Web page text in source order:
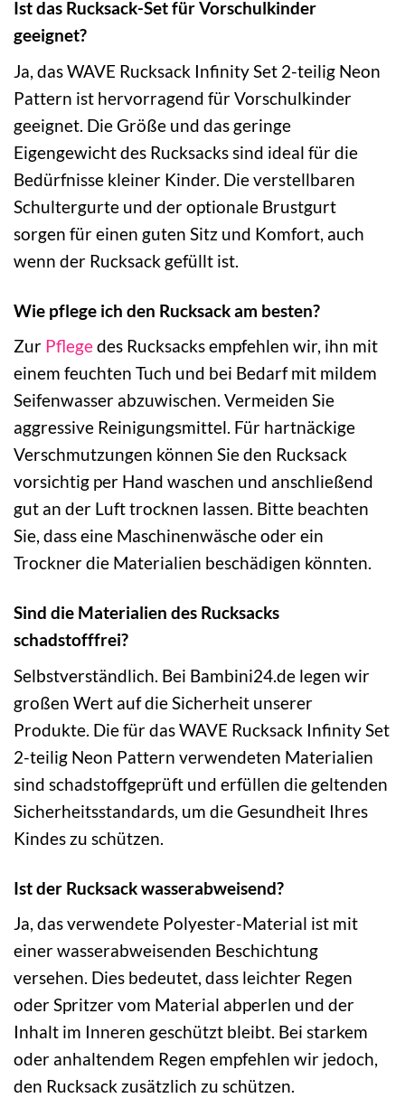
Ist das Rucksack-Set für Vorschulkinder
geeignet?
Ja, das WAVE Rucksack Infinity Set 2-teilig Neon
Pattern ist hervorragend für Vorschulkinder
geeignet. Die Größe und das geringe
Eigengewicht des Rucksacks sind ideal für die
Bedürfnisse kleiner Kinder. Die verstellbaren
Schultergurte und der optionale Brustgurt
sorgen für einen guten Sitz und Komfort, auch
wenn der Rucksack gefüllt ist.
Wie pflege ich den Rucksack am besten?
Zur Pflegedes Rucksacks empfehlen wir, ihn mit
einem feuchten Tuch und bei Bedarf mit mildem
Seifenwasser abzuwischen. Vermeiden Sie
aggressive Reinigungsmittel. Für hartnäckige
Verschmutzungen können Sie den Rucksack
vorsichtig per Hand waschen und anschließend
gut an der Luft trocknen lassen. Bitte beachten
Sie, dass eine Maschinenwäsche oder ein
Trockner die Materialien beschädigen könnten.
Sind die Materialien des Rucksacks
schadstofffrei?
Selbstverständlich. Bei Bambini24.de legen wir
großen Wert auf die Sicherheit unserer
Produkte. Die für das WAVE Rucksack Infinity Set
2-teilig Neon Pattern verwendeten Materialien
sind schadstoffgeprüft und erfüllen die geltenden
Sicherheitsstandards, um die Gesundheit Ihres
Kindes zu schützen.
Ist der Rucksack wasserabweisend?
Ja, das verwendete Polyester-Material ist mit
einer wasserabweisenden Beschichtung
versehen. Dies bedeutet, dass leichter Regen
oder Spritzer vom Material abperlen und der
Inhalt im Inneren geschützt bleibt. Bei starkem
oder anhaltendem Regen empfehlen wir jedoch,
den Rucksack zusätzlich zu schützen.